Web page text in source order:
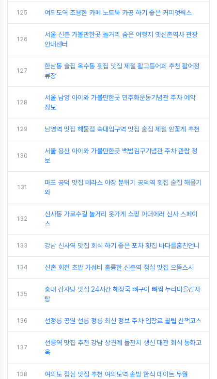
125 여의도역 조용한 카페 노트북 카공 하기 좋은 커피앳웍스
126
서울 신촌 가볼만한곳 놀거리 숨은 여행지 옛신촌역사 관광
안내센터
127
한남동 술집 옥수동 횟집 맛집 제철 활고등어회 추천 활어정
류장
128
서울 남영 아이와 가볼만한곳 민주화운동기념관 주차 예약
정보
129 남영역 맛집 해물점 숙대입구역 맛집 술집 제철 암꽃게 추천
130
서울 용산 아이와 가볼만한곳 백범김구기념관 주차 관람 정
보
131
마포 공덕 맛집 테라스 야장 분위기 공덕역 횟집 술집 해물기
와
132
신사동 가로수길 놀거리 옷가게 쇼핑 아더에러 신사 스페이
스
133 강남 신사역 맛집 회식 하기 좋은 포차 횟집 바다를훔친언니
134 신촌 회전 초밥 가성비 훌륭한 신촌역 점심 맛집 으뜸스시
135
홍대 감자탕 맛집 24시간 해장국 뼈구이 뼈찜 누리마을감자
탕
136 선정릉 공원 선릉 정릉 최신 정보 주차 입장료 꿀팁 산책코스
137
선릉역 맛집 추천 강남 상견례 돌잔치 생신 대관 회식 동화고
옥
138 여의도 점심 맛집 추천 여의도역 솥밥 한식 데이트 무월